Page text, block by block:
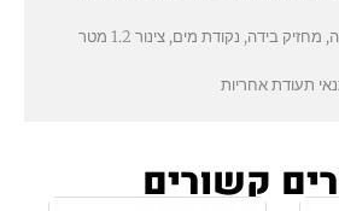
– הפתרון כולל: מתז בידה, מחזיק בידה, נקודת מים, צינור 1.2 מטר
תעודת אחריות
קשורים